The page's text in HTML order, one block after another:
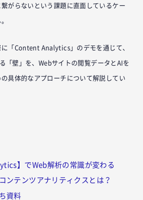
がらないという課題に直面しているケー
「Content Analytics」のデモを通じて、
「壁」を、Webサイトの閲覧データとAIを
具体的なアプローチについて解説してい
】でWeb解析の常識が変わる
ンテンツアナリティクスとは？
資料